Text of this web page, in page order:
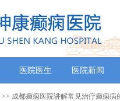
医院医生 医院新闻
>> 成都癫痫医院讲解常见治疗癫痫病